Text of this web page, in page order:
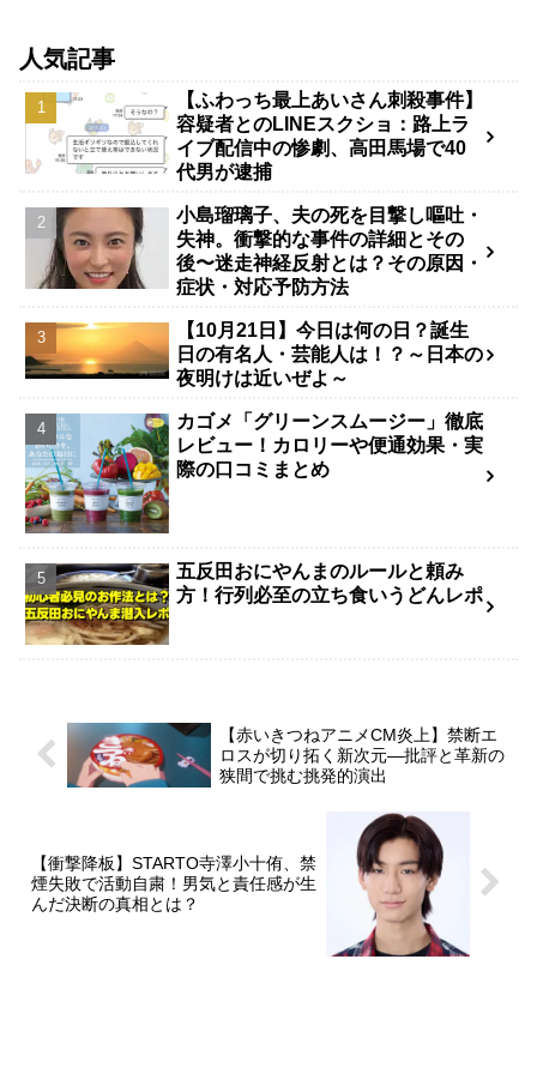
人気記事
【ふわっち最上あいさん刺殺事件】
容疑者とのLINEスクショ：路上ラ
イブ配信中の惨劇、高田馬場で40
代男が逮捕
小島瑠璃子、夫の死を目撃し嘔吐・
失神。衝撃的な事件の詳細とその
後〜迷走神経反射とは？その原因・
症状・対応予防方法
【10月21日】今日は何の日？誕生
日の有名人・芸能人は！？～日本の
夜明けは近いぜよ～
カゴメ「グリーンスムージー」徹底
レビュー！カロリーや便通効果・実
際の口コミまとめ
五反田おにやんまのルールと頼み
方！行列必至の立ち食いうどんレポ
【赤いきつねアニメCM炎上】禁断エ
ロスが切り拓く新次元―批評と革新の
狭間で挑む挑発的演出
【衝撃降板】STARTO寺澤小十侑、禁
煙失敗で活動自粛！男気と責任感が生
んだ決断の真相とは？